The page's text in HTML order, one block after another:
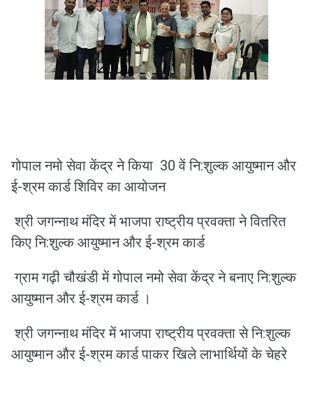
गोपाल नमो सेवा केंद्र ने किया 30 वें नि:शुल्क आयुष्मान और
ई-श्रम कार्ड शिविर का आयोजन
श्री जगन्नाथ मंदिर में भाजपा राष्ट्रीय प्रवक्ता ने वितरित
किए नि:शुल्क आयुष्मान और ई-श्रम कार्ड
ग्राम गढ़ी चौखंडी में गोपाल नमो सेवा केंद्र ने बनाए नि:शुल्क
आयुष्मान और ई-श्रम कार्ड ।
श्री जगन्नाथ मंदिर में भाजपा राष्ट्रीय प्रवक्ता से नि:शुल्क
आयुष्मान और ई-श्रम कार्ड पाकर खिले लाभार्थियों के चेहरे